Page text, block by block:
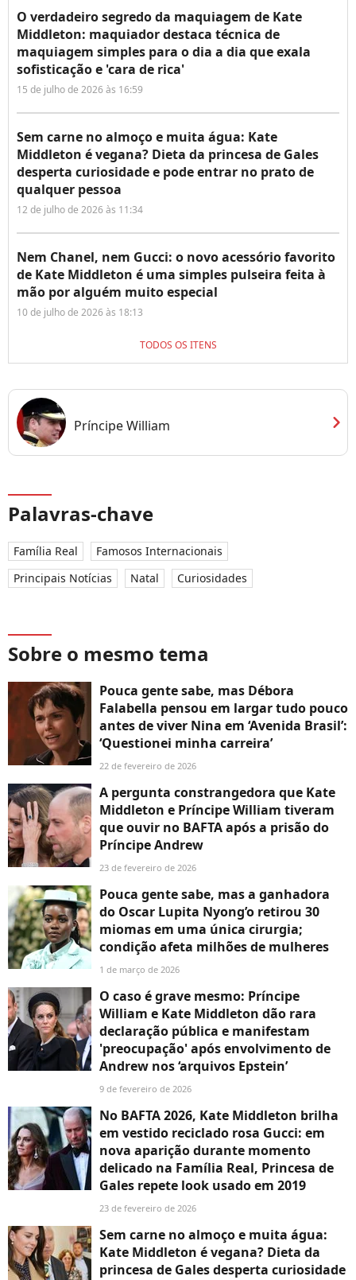
O verdadeiro segredo da maquiagem de Kate
Middleton: maquiador destaca técnica de
maquiagem simples para o dia a dia que exala
sofisticação e 'cara de rica'
15 de julho de 2026 às 16:59
Sem carne no almoço e muita água: Kate
Middleton é vegana? Dieta da princesa de Gales
desperta curiosidade e pode entrar no prato de
qualquer pessoa
12 de julho de 2026 às 11:34
Nem Chanel, nem Gucci: o novo acessório favorito
de Kate Middleton é uma simples pulseira feita à
mão por alguém muito especial
10 de julho de 2026 às 18:13
TODOS OS ITENS
Príncipe William chevron_right
Palavras-chave
Família Real
Famosos Internacionais
Principais Notícias
Natal Curiosidades
Sobre o mesmo tema
Pouca gente sabe, mas Débora
Falabella pensou em largar tudo pouco
antes de viver Nina em ‘Avenida Brasil’:
‘Questionei minha carreira’
22 de fevereiro de 2026
A pergunta constrangedora que Kate
Middleton e Príncipe William tiveram
que ouvir no BAFTA após a prisão do
Príncipe Andrew
23 de fevereiro de 2026
Pouca gente sabe, mas a ganhadora
do Oscar Lupita Nyong’o retirou 30
miomas em uma única cirurgia;
condição afeta milhões de mulheres
1 de março de 2026
O caso é grave mesmo: Príncipe
William e Kate Middleton dão rara
declaração pública e manifestam
'preocupação' após envolvimento de
Andrew nos ‘arquivos Epstein’
9 de fevereiro de 2026
No BAFTA 2026, Kate Middleton brilha
em vestido reciclado rosa Gucci: em
nova aparição durante momento
delicado na Família Real, Princesa de
Gales repete look usado em 2019
23 de fevereiro de 2026
Sem carne no almoço e muita água:
Kate Middleton é vegana? Dieta da
princesa de Gales desperta curiosidade